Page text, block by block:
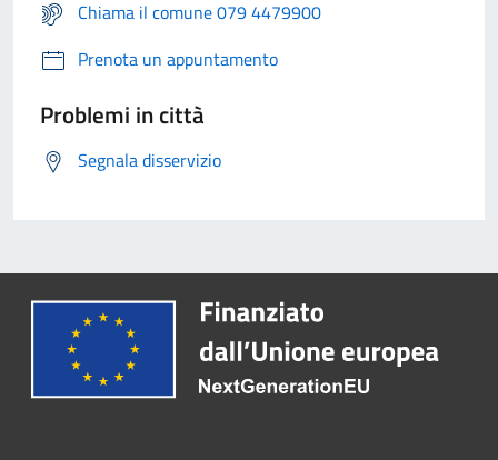
Chiama il comune 079 4479900
Prenota un appuntamento
Problemi in città
Segnala disservizio